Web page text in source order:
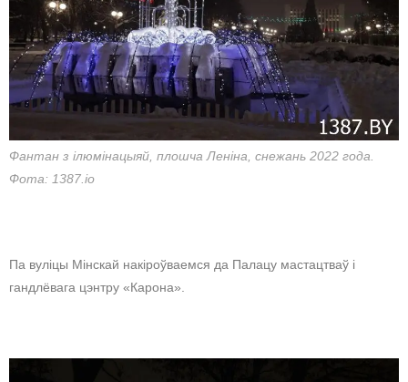
Фантан з ілюмінацыяй, плошча Леніна, снежань 2022 года.
Фота: 1387.io
Па вуліцы Мінскай накіроўваемся да Палацу мастацтваў і
гандлёвага цэнтру «Карона».